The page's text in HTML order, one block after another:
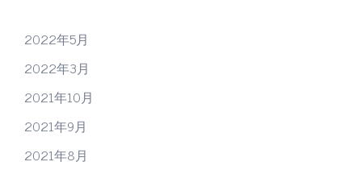
2022年5月
2022年3月
2021年10月
2021年9月
2021年8月